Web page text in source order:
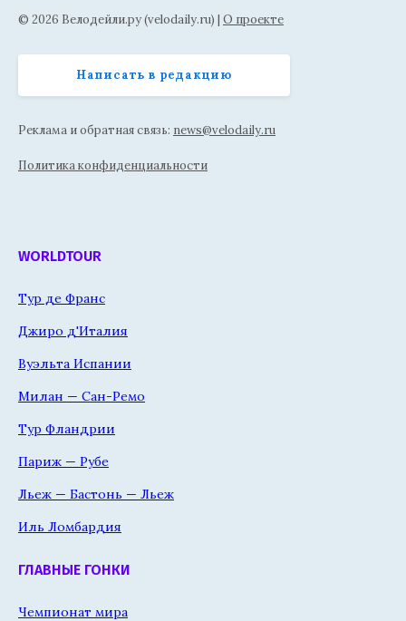
© 2026 Велодейли.ру (velodaily.ru) | О проекте
Написать в редакцию
Реклама и обратная связь: news@velodaily.ru
Политика конфиденциальности
WORLDTOUR
Тур де Франс
Джиро д'Италия
Вуэльта Испании
Милан — Сан-Ремо
Тур Фландрии
Париж — Рубе
Льеж — Бастонь — Льеж
Иль Ломбардия
ГЛАВНЫЕ ГОНКИ
Чемпионат мира